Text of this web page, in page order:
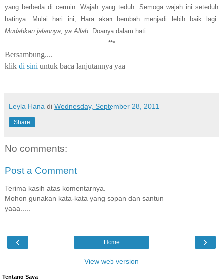
yang berbeda di cermin. Wajah yang teduh. Semoga wajah ini seteduh
hatinya. Mulai hari ini, Hara akan berubah menjadi lebih baik lagi.
Mudahkan jalannya, ya Allah. Doanya dalam hati.
***
Bersambung....
klik di sini untuk baca lanjutannya yaa
Leyla Hana di Wednesday, September 28, 2011
Share
No comments:
Post a Comment
Terima kasih atas komentarnya.
Mohon gunakan kata-kata yang sopan dan santun
yaaa.....
‹ ›
Home
View web version
Tentang Saya